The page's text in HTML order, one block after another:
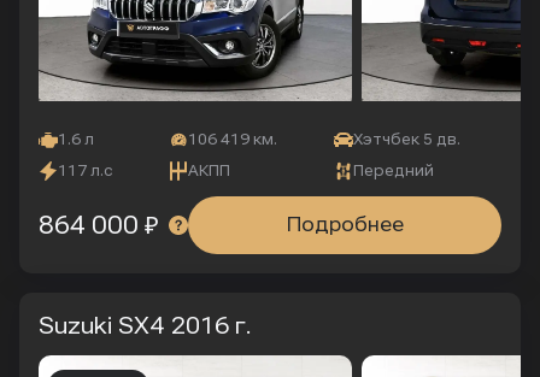
1.6 л 106 419 км.
Хэтчбек 5 дв.
117 л.с
АКПП Передний
Подробнее
864 000 ₽
Suzuki SX4 2016 г.